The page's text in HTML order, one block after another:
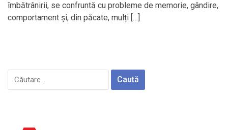
îmbătrânirii, se confruntă cu probleme de memorie, gândire,
comportament și, din păcate, mulți […]
Caută
după: